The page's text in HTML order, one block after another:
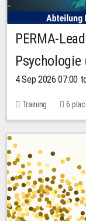
PERMA-
Psychologie
4 Sep 2026 07:00
Training 6